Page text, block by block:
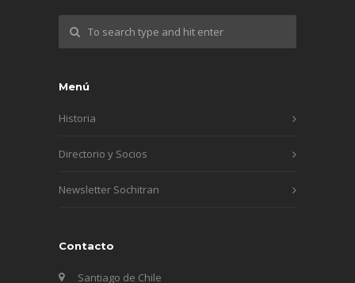
Menú
Historia
Directorio y Socios
Newsletter Sochitran
Contacto
Santiago de Chile